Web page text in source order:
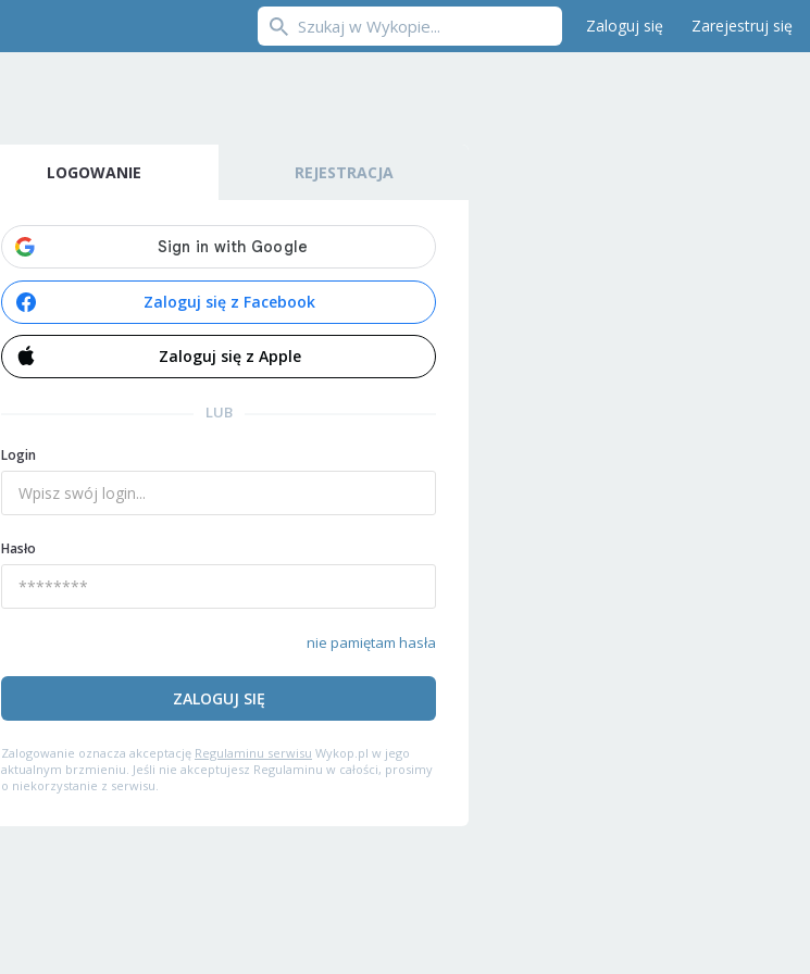
Zaloguj się Zarejestruj się
LOGOWANIE REJESTRACJA
Zaloguj się z Facebook
Zaloguj się z Apple
LUB
Login
Hasło
nie pamiętam hasła
ZALOGUJ SIĘ
Zalogowanie oznacza akceptację Regulaminu serwisu Wykop.pl w jego
aktualnym brzmieniu. Jeśli nie akceptujesz Regulaminu w całości, prosimy
o niekorzystanie z serwisu.